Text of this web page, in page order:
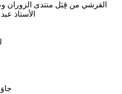
القرشي من قِبَل منتدى الزوران
الأستاذ